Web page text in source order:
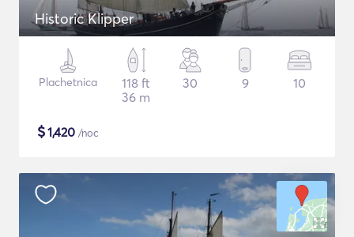
Historic Klipper
Plachetnica
118 ft
36 m
30 9 10
$1,420 /noc